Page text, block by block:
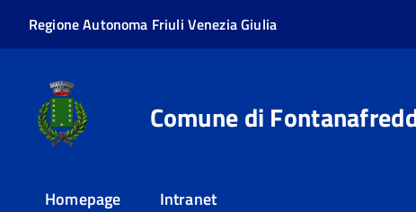
Regione Autonoma Friuli Venezia Giulia
Comune di
Homepage Intranet